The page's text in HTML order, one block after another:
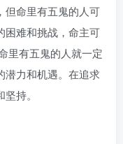
但命里有五鬼的人可
困难和挑战，命主可
里有五鬼的人就一定
潜力和机遇。在追求
持。